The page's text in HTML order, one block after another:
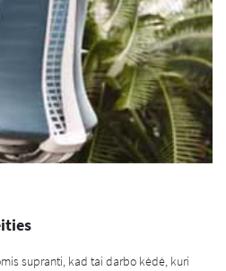
supranti, kad tai darbo kėdė, kuri